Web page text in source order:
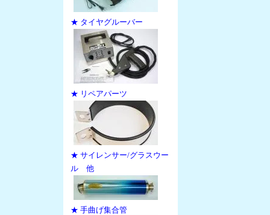
★ タイヤグルーバー
★ リペアパーツ
★ サイレンサー/グラスウー
ル 他
★ 手曲げ集合管